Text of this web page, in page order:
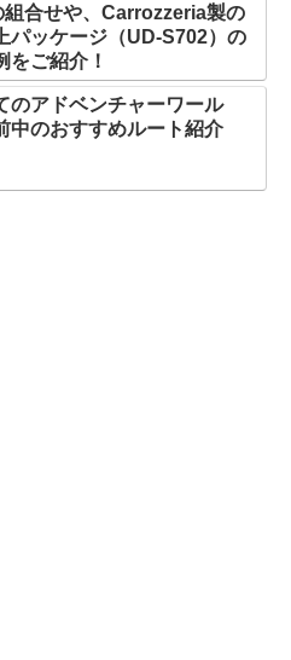
組合せや、Carrozzeria製の
パッケージ（UD-S702）の
をご紹介！
のアドベンチャーワール
中のおすすめルート紹介